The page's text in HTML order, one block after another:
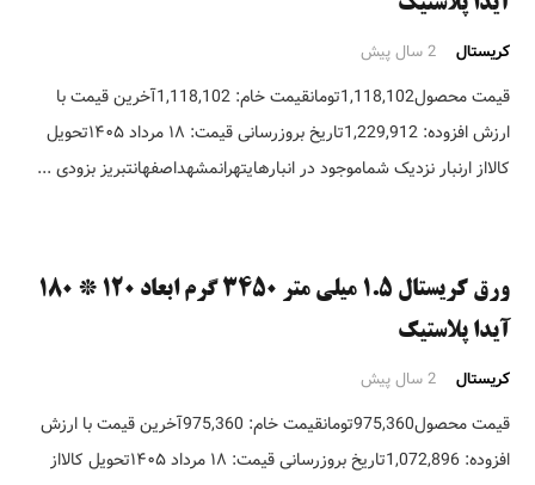
کریستال 2 سال پیش
قیمت محصول1,118,102تومانقیمت خام: 1,118,102آخرین قیمت با
ارزش افزوده: 1,229,912تاریخ بروزرسانی قیمت: ۱۸ مرداد ۱۴۰۵تحویل
کالااز ارنبار نزدیک شماموجود در انبارهایتهرانمشهداصفهانتبریز بزودی ...
ورق کریستال ۱.۵ میلی متر ۳۴۵۰ گرم ابعاد ۱۲۰ * ۱۸۰
آیدا پلاستیک
کریستال 2 سال پیش
قیمت محصول975,360تومانقیمت خام: 975,360آخرین قیمت با ارزش
افزوده: 1,072,896تاریخ بروزرسانی قیمت: ۱۸ مرداد ۱۴۰۵تحویل کالااز